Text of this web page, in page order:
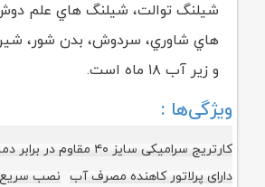
شیلنگ توالت، شیلنگ هاي علم
هاي شاوري، سردوش، بدن شور،
و زیر آب ۱۸ ماه است.
ویژگی‌ها :
کارتریج سرامیکی سایز ۴۰ مقاوم در برابر دما و فشار بالا
دارای پرلاتور کاهنده مصرف آب نصب